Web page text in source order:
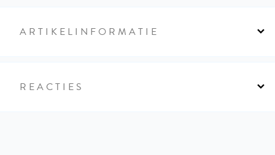
ARTIKELINFORMATIE
REACTIES